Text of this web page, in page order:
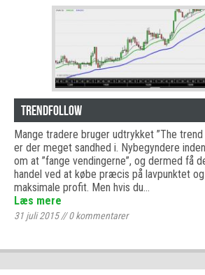
Trendfollow
Mange tradere bruger udtrykket ”The
er der meget sandhed i. Nybegyndere
om at ”fange vendingerne”, og dermed få
handel ved at købe præcis på lavpunktet
maksimale profit. Men hvis du…
Læs mere
31 juli 2015//0kommentarer